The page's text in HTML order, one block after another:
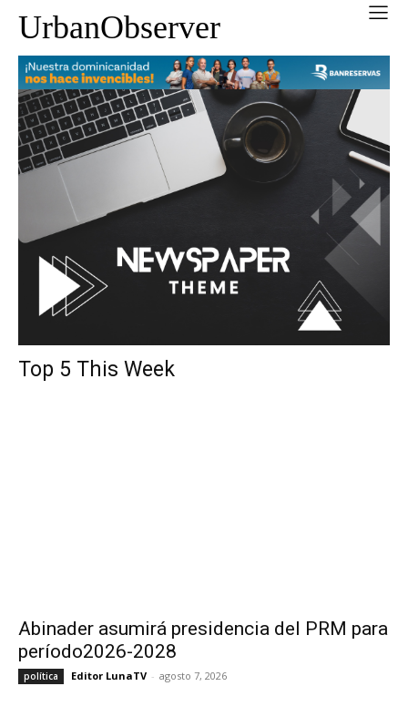
UrbanObserver
Top 5 This Week
Abinader asumirá presidencia del PRM para
período2026-2028
política Editor LunaTV - agosto 7, 2026